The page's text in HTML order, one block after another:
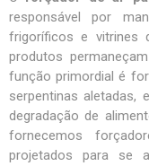
responsável por
frigoríficos e vitrines
produtos
função primordial é
serpentinas aletadas,
degradação de
fornecemos
projetados para se